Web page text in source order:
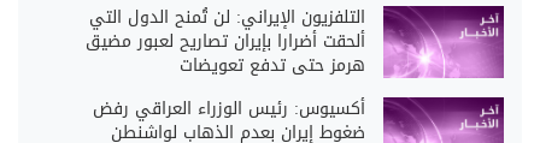
التلفزيون الإيراني: لن تُمنح الدول التي
ألحقت أضرارا بإيران تصاريح لعبور مضيق
هرمز حتى تدفع تعويضات
أكسيوس: رئيس الوزراء العراقي رفض
ضغوط إيران بعدم الذهاب لواشنطن